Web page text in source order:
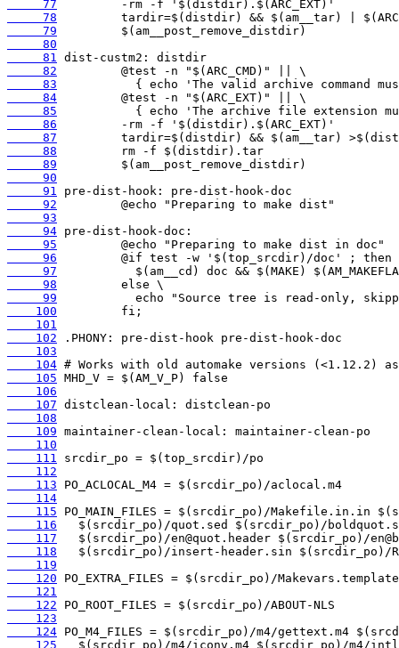
     77
     78
     79
     80
     81
     82
     83
     84
     85
     86
     87
     88
     89
     90
     91
     92
     93
     94
     95
     96
     97
     98
     99
    100
    101
    102
    103
    104
    105
    106
    107
    108
    109
    110
    111
    112
    113
    114
    115
    116
    117
    118
    119
    120
    121
    122
    123
    124
    125